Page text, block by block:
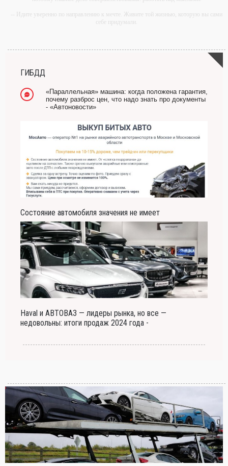
-- Идите уверенно по направлению к мечте. Живите той жизнью, которую вы сами
себе придумали.
-- Лучшее, что можно сделать с хорошим советом, это пропустить его мимо ушей.
Он никогда не бывает полезен никому, кроме того, кто его дал.
ГИБДД
«Параллельная» машина: когда положена гарантия,
почему разброс цен, что надо знать про документы
- «Автоновости»
Состояние автомобиля значения не имеет
Haval и АВТОВАЗ — лидеры рынка, но все —
недовольны: итоги продаж 2024 года -